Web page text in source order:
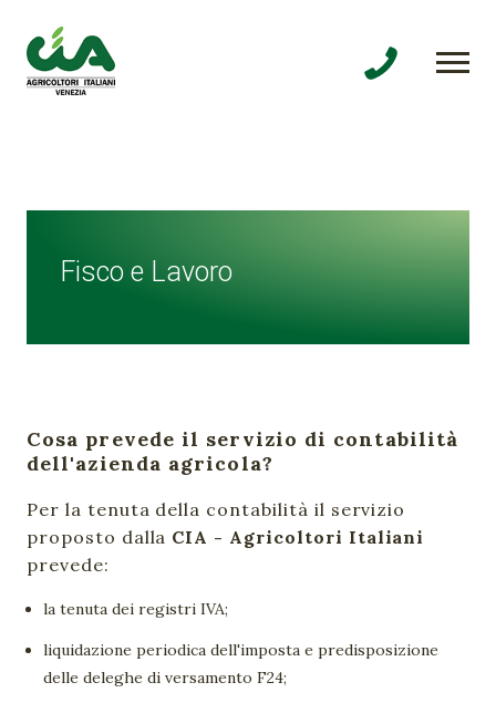
Fisco e Lavoro
Cosa prevede il servizio di contabilità
dell'azienda agricola?
Per la tenuta della contabilità il servizio
proposto dalla CIA - Agricoltori Italiani
prevede:
la tenuta dei registri IVA;
liquidazione periodica dell'imposta e predisposizione
delle deleghe di versamento F24;